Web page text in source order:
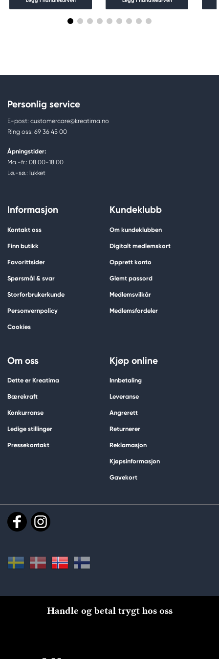
Personlig service
E-post: customercare@kreatima.no
Ring oss: 69 36 45 00
Åpningstider:
Ma.-fr.: 08.00-18.00
Lø.-sø.: lukket
Informasjon
Kontakt oss
Finn butikk
Favorittsider
Spørsmål & svar
Storforbrukerkunde
Personvernpolicy
Cookies
Kundeklubb
Om kundeklubben
Digitalt medlemskort
Opprett konto
Glemt passord
Medlemsvilkår
Medlemsfordeler
Om oss
Dette er Kreatima
Bærekraft
Konkurranse
Ledige stillinger
Pressekontakt
Kjøp online
Innbetaling
Leveranse
Angrerett
Returnerer
Reklamasjon
Kjøpsinformasjon
Gavekort
Handle og betal trygt hos oss